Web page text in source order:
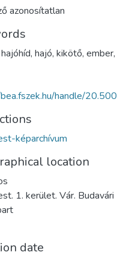
azonosítatlan
hajóhíd, hajó, kikötő, ember,
handle/
képarchívum
location
1. kerület. Vár.
date